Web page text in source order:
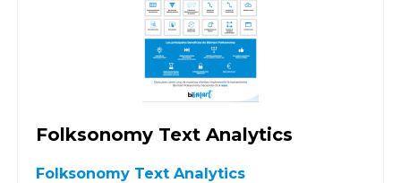
Folksonomy Text Analytics
Folksonomy Text Analytics